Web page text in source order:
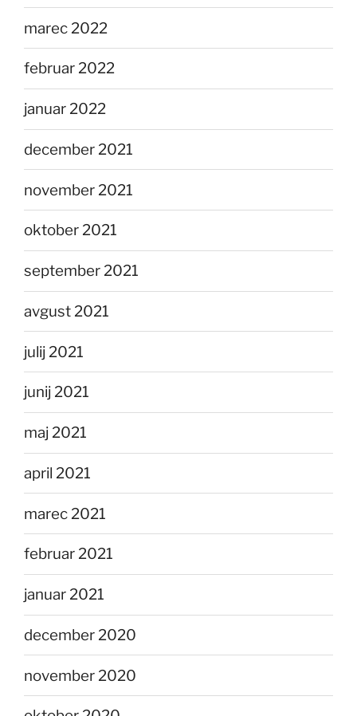
marec 2022
februar 2022
januar 2022
december 2021
november 2021
oktober 2021
september 2021
avgust 2021
julij 2021
junij 2021
maj 2021
april 2021
marec 2021
februar 2021
januar 2021
december 2020
november 2020